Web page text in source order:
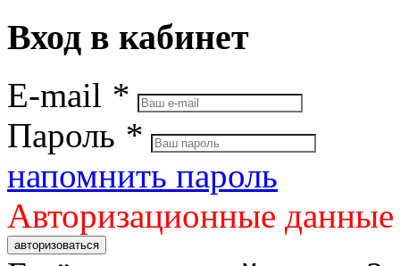
Вход в кабинет
E-mail *
Пароль *
напомнить пароль
Авторизационные
авторизоваться